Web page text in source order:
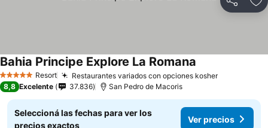
Compartir
5 Estrellas Resort Restaurantes variados con opciones kosherVer precios
Bahia Principe Explore La Romana
8,8 Excelente 37.836 San Pedro de Macoris
Seleccioná las fechas para ver los
precios exactos
Ver precios